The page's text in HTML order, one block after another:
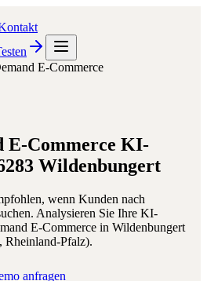
E-Commerce
E-Commerce KI-
Wildenbungert
wenn Kunden nach
Analysieren Sie Ihre KI-
E-Commerce in Wildenbungert
, Rheinland-Pfalz).
anfragen